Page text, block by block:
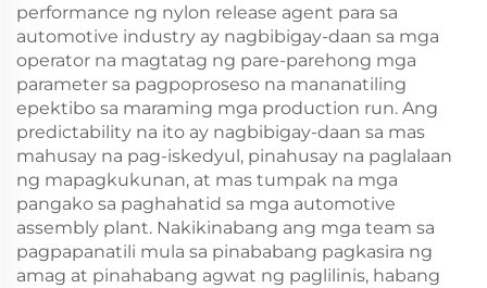
performance ng nylon release agent para sa
automotive industry ay nagbibigay-daan sa mga
operator na magtatag ng pare-parehong mga
parameter sa pagpoproseso na mananatiling
epektibo sa maraming mga production run. Ang
predictability na ito ay nagbibigay-daan sa mas
mahusay na pag-iskedyul, pinahusay na paglalaan
ng mapagkukunan, at mas tumpak na mga
pangako sa paghahatid sa mga automotive
assembly plant. Nakikinabang ang mga team sa
pagpapanatili mula sa pinababang pagkasira ng
amag at pinahabang agwat ng paglilinis, habang